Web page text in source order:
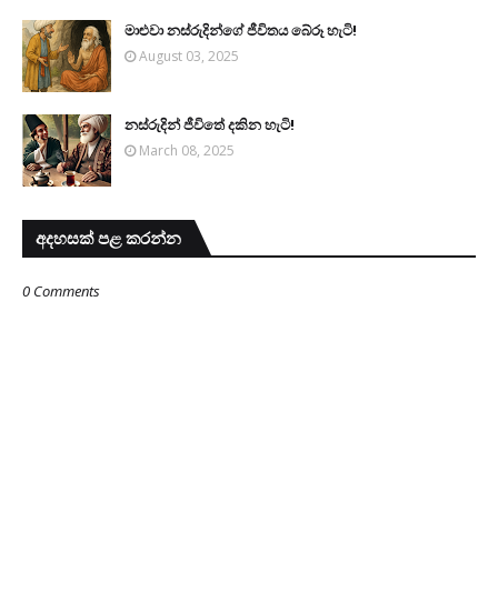
මාළුවා නස්රුදින්ගේ ජීවිතය බේරූ හැටි!
August 03, 2025
නස්රුදින් ජීවිතේ දකින හැටි!
March 08, 2025
අදහසක් පළ කරන්න
0 Comments